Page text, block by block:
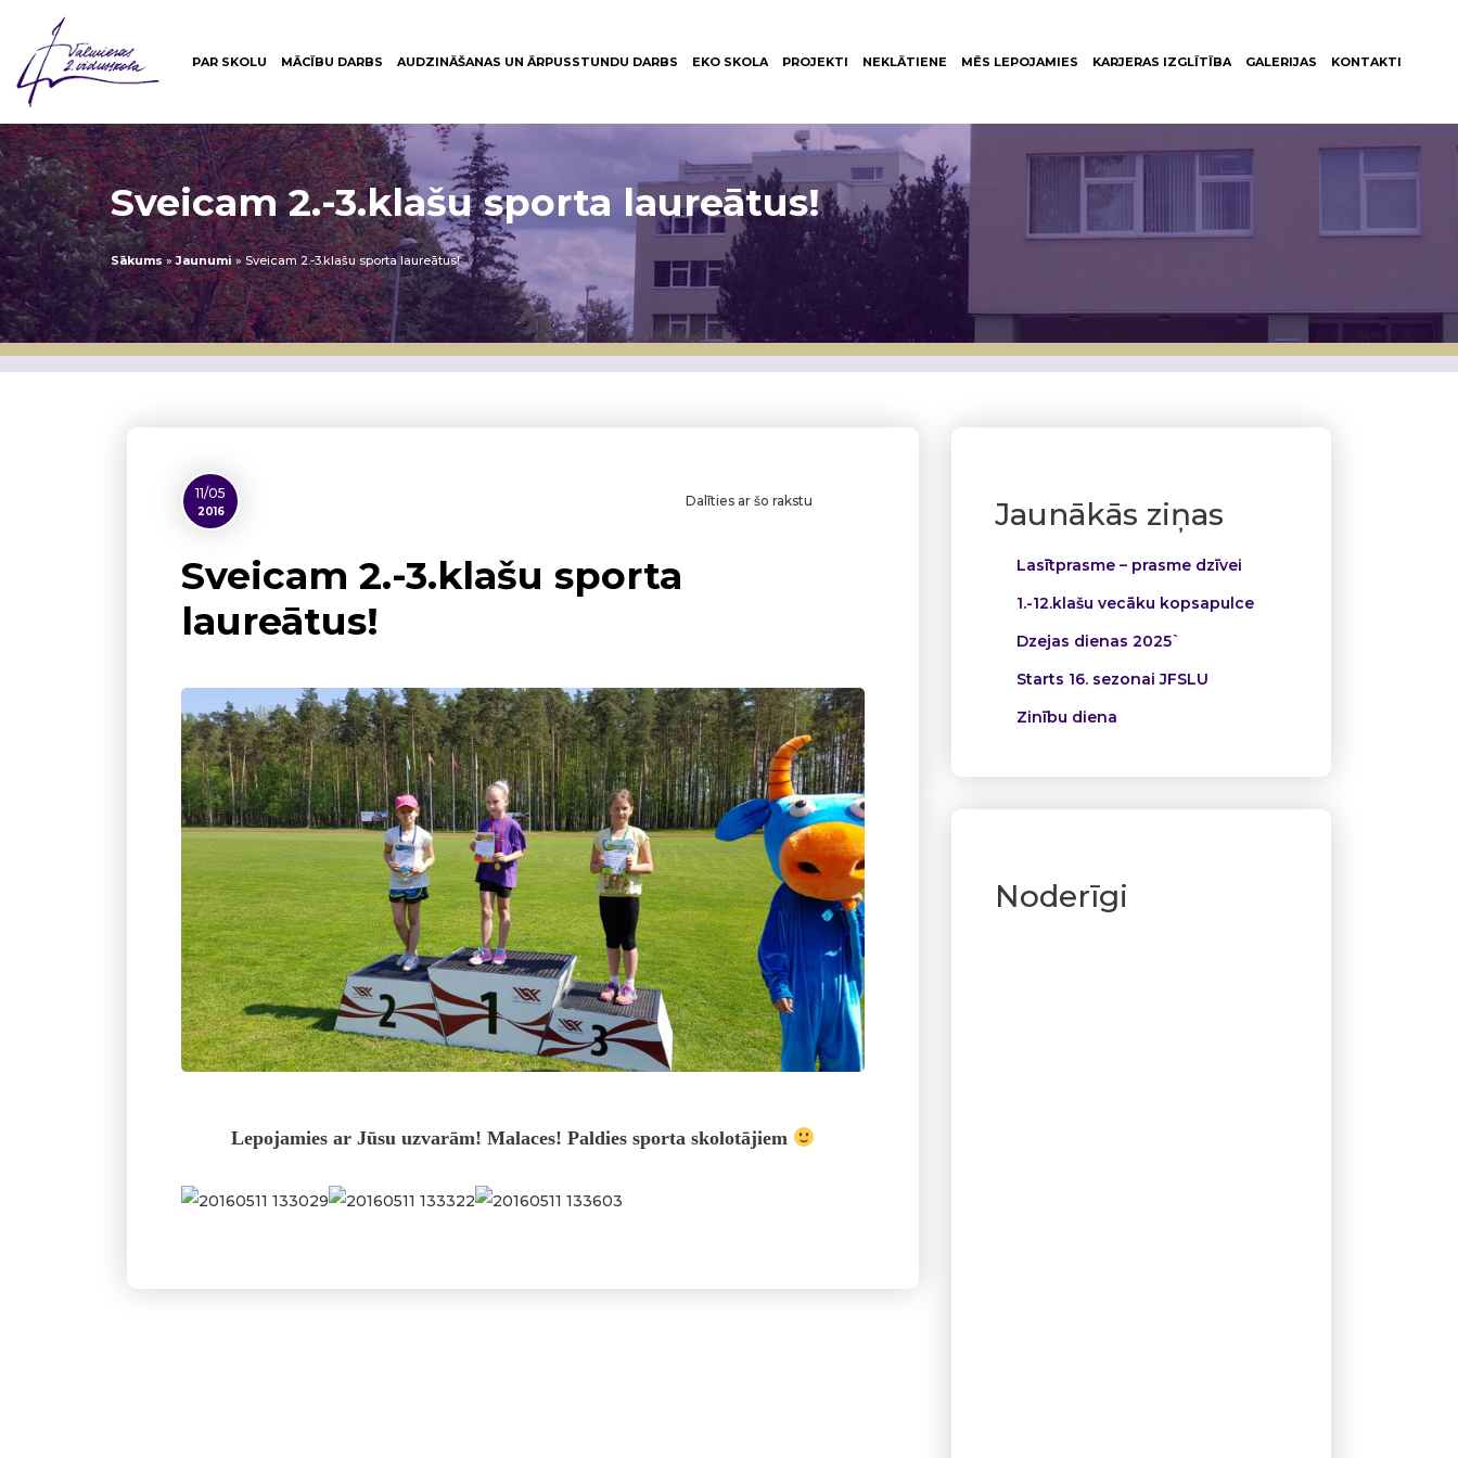
PAR SKOLU MĀCĪBU DARBS AUDZINĀŠANAS UN ĀRPUSSTUNDU DARBS EKO SKOLA PROJEKTI NEKLĀTIENE MĒS LEPOJAMIES KARJERAS IZGLĪTĪBA GALERIJAS KONTAKTI
Sveicam 2.-3.klašu sporta laureātus!
Sākums»Jaunumi»Sveicam 2.-3.klašu sporta laureātus!
Jaunākās ziņas
Lasītprasme – prasme dzīvei
1.-12.klašu vecāku kopsapulce
Dzejas dienas 2025`
Starts 16. sezonai JFSLU
Zinību diena
Noderīgi
11/05
2016
Dalīties ar šo rakstu
Sveicam 2.-3.klašu sporta
laureātus!
Lepojamies ar Jūsu uzvarām! Malaces! Paldies sporta skolotājiem